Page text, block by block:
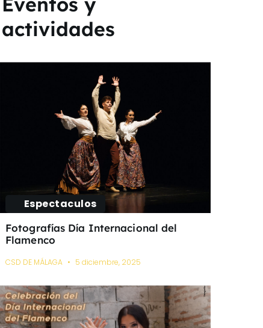
actividades
Espectaculos
Fotografías Día Internacional del
Flamenco
CSD DE MÁLAGA 5 diciembre, 2025